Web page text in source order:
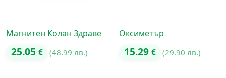
Магнитен Колан Здраве
25.05 € (48.99 лв.)
Оксиметър
15.29 € (29.90 лв.)